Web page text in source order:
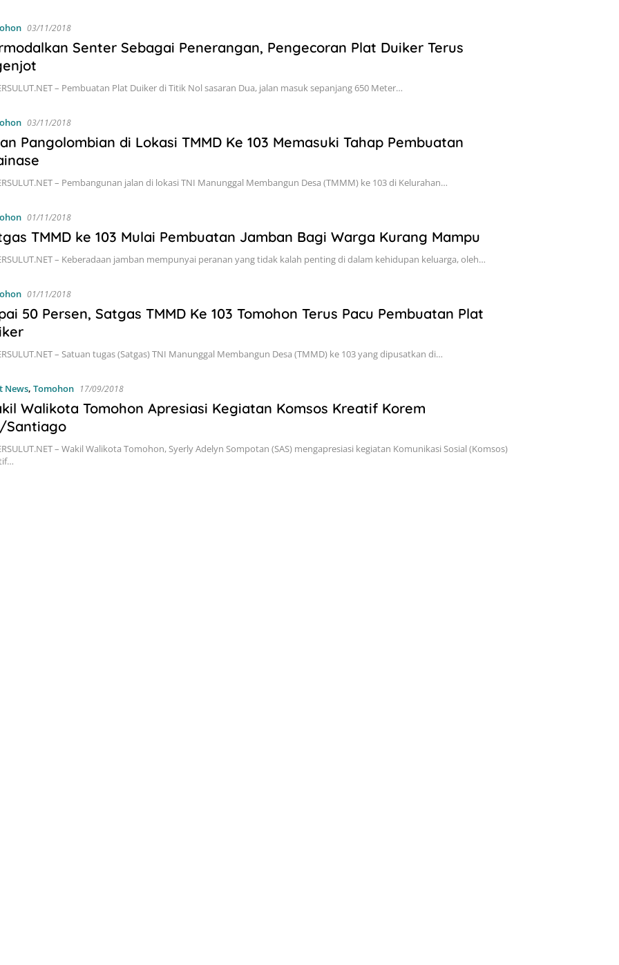
03/11/2018
Senter Sebagai Penerangan, Pengecoran Plat Duiker Terus
– Pembuatan Plat Duiker di Titik Nol sasaran Dua, jalan masuk sepanjang 650 Meter…
03/11/2018
Pangolombian di Lokasi TMMD Ke 103 Memasuki Tahap Pembuatan
– Pembangunan jalan di lokasi TNI Manunggal Membangun Desa (TMMM) ke 103 di Kelurahan…
01/11/2018
TMMD ke 103 Mulai Pembuatan Jamban Bagi Warga Kurang Mampu
– Keberadaan jamban mempunyai peranan yang tidak kalah penting di dalam kehidupan keluarga, oleh…
01/11/2018
50 Persen, Satgas TMMD Ke 103 Tomohon Terus Pacu Pembuatan Plat
– Satuan tugas (Satgas) TNI Manunggal Membangun Desa (TMMD) ke 103 yang dipusatkan di…
News, Tomohon 17/09/2018
Walikota Tomohon Apresiasi Kegiatan Komsos Kreatif Korem
Santiago
– Wakil Walikota Tomohon, Syerly Adelyn Sompotan (SAS) mengapresiasi kegiatan Komunikasi Sosial (Komsos)